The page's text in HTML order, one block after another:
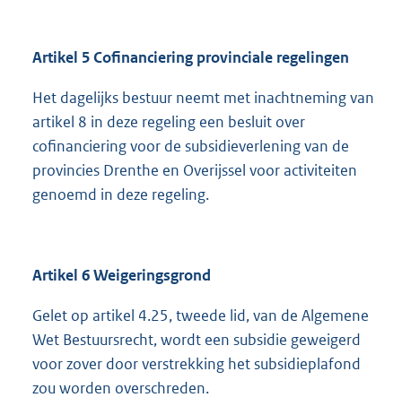
Artikel 5 Cofinanciering provinciale regelingen
Het dagelijks bestuur neemt met inachtneming van
artikel 8 in deze regeling een besluit over
cofinanciering voor de subsidieverlening van de
provincies Drenthe en Overijssel voor activiteiten
genoemd in deze regeling.
Artikel 6 Weigeringsgrond
Gelet op artikel 4.25, tweede lid, van de Algemene
Wet Bestuursrecht, wordt een subsidie geweigerd
voor zover door verstrekking het subsidieplafond
zou worden overschreden.